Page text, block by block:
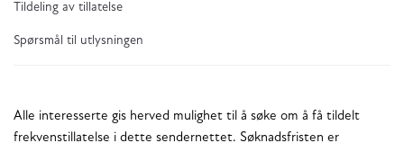
Tildeling av tillatelse
Spørsmål til utlysningen
Alle interesserte gis herved mulighet til å søke om å få tildelt
frekvenstillatelse i dette sendernettet. Søknadsfristen er